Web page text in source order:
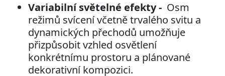
Variabilní světelné efekty - Osm
režimů svícení včetně trvalého svitu a
dynamických přechodů umožňuje
přizpůsobit vzhled osvětlení
konkrétnímu prostoru a plánované
dekorativní kompozici.